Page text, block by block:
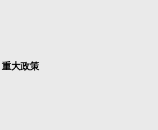
重大政策